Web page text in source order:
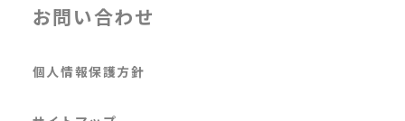
お問い合わせ
個人情報保護方針